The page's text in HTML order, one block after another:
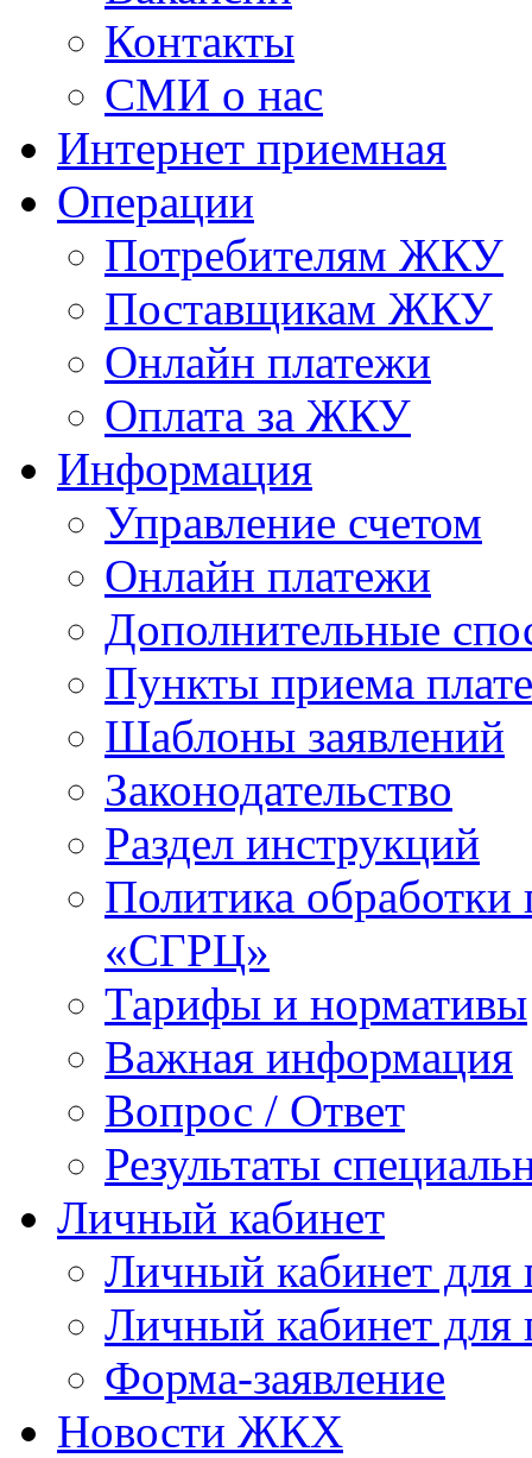
Контакты
СМИ о нас
Интернет приемная
Операции
Потребителям ЖКУ
Поставщикам ЖКУ
Онлайн платежи
Оплата за ЖКУ
Информация
Управление счетом
Онлайн платежи
Дополнительные
Пункты приема
Шаблоны заявлений
Законодательство
Раздел инструкций
Политика
«СГРЦ»
Тарифы и нормативы
Важная информация
Вопрос / Ответ
Результаты
Личный кабинет
Личный кабинет
Личный кабинет
Форма-заявление
Новости ЖКХ